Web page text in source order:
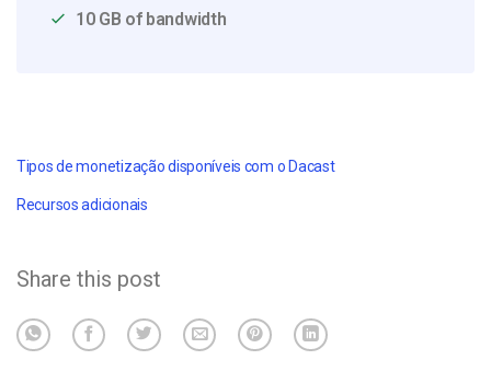
10 GB of bandwidth
Tipos de monetização disponíveis com o Dacast
Recursos adicionais
Share this post